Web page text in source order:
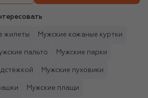
жилеты Мужские кожаные куртки
пальто Мужские парки
Мужские пуховики
Мужские плащи